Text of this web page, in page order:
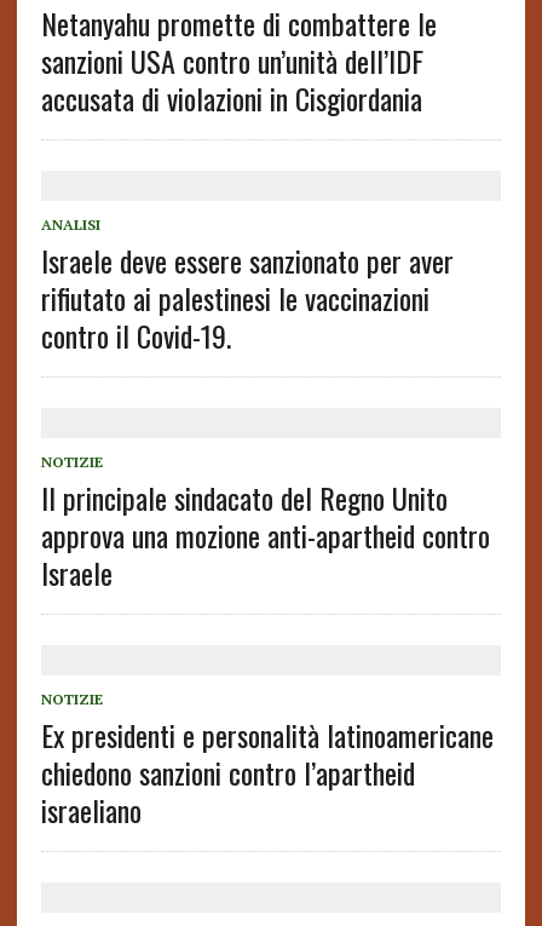
Netanyahu promette di combattere le
sanzioni USA contro un’unità dell’IDF
accusata di violazioni in Cisgiordania
ANALISI
Israele deve essere sanzionato per aver
rifiutato ai palestinesi le vaccinazioni
contro il Covid-19.
NOTIZIE
Il principale sindacato del Regno Unito
approva una mozione anti-apartheid contro
Israele
NOTIZIE
Ex presidenti e personalità latinoamericane
chiedono sanzioni contro l’apartheid
israeliano